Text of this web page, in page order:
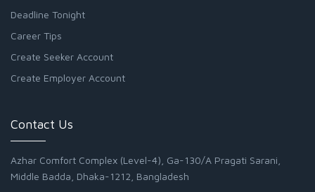
Deadline Tonight
Career Tips
Create Seeker Account
Create Employer Account
Contact Us
Azhar Comfort Complex (Level-4), Ga-130/A Pragati Sarani,
Middle Badda, Dhaka-1212, Bangladesh